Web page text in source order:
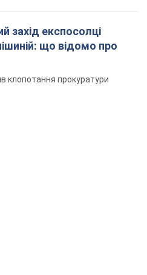
клопотання прокуратури